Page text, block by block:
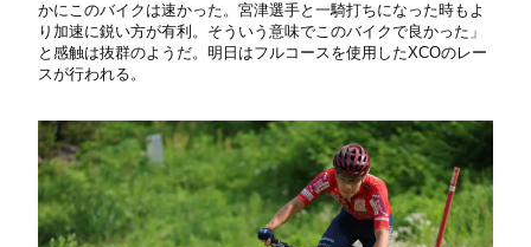
かにこのバイクは速かった。宮津選手と一騎打ちになった時もよ
り加速に鋭い方が有利。そういう意味でこのバイクで良かった」
と感触は抜群のようだ。明日はフルコースを使用したXCOのレー
スが行われる。